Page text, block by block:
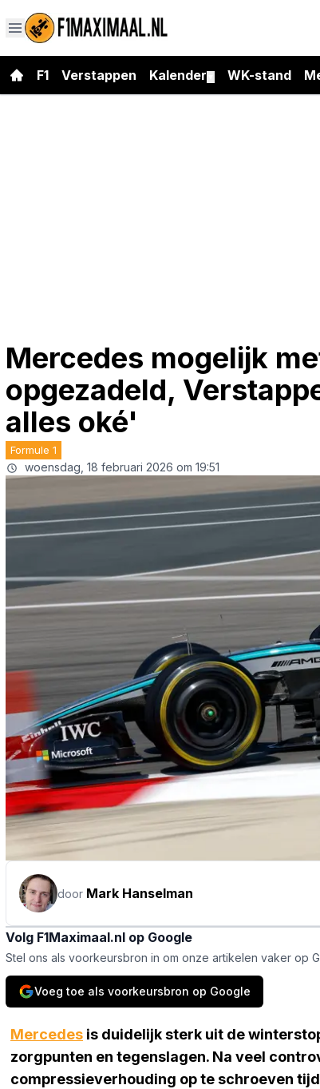
F1 Verstappen Kalender WK-stand
Mercedes mogelijk
opgezadeld,
alles oké'
Formule 1
woensdag, 18 februari 2026 om 19:51
door Mark Hanselman
Volg F1Maximaal.nl op Google
Stel ons als voorkeursbron in om onze artikelen vaker op
Voeg toe als voorkeursbron op Google
Mercedes is duidelijk sterk uit de
zorgpunten en tegenslagen. Na veel
compressieverhouding op te schroeven